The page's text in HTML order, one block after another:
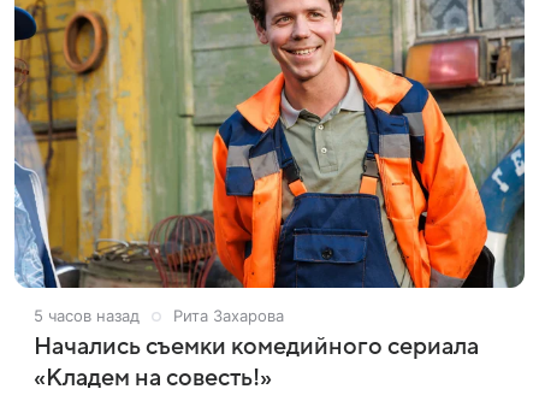
5 часов назад Рита Захарова
Начались съемки комедийного сериала
«Кладем на совесть!»